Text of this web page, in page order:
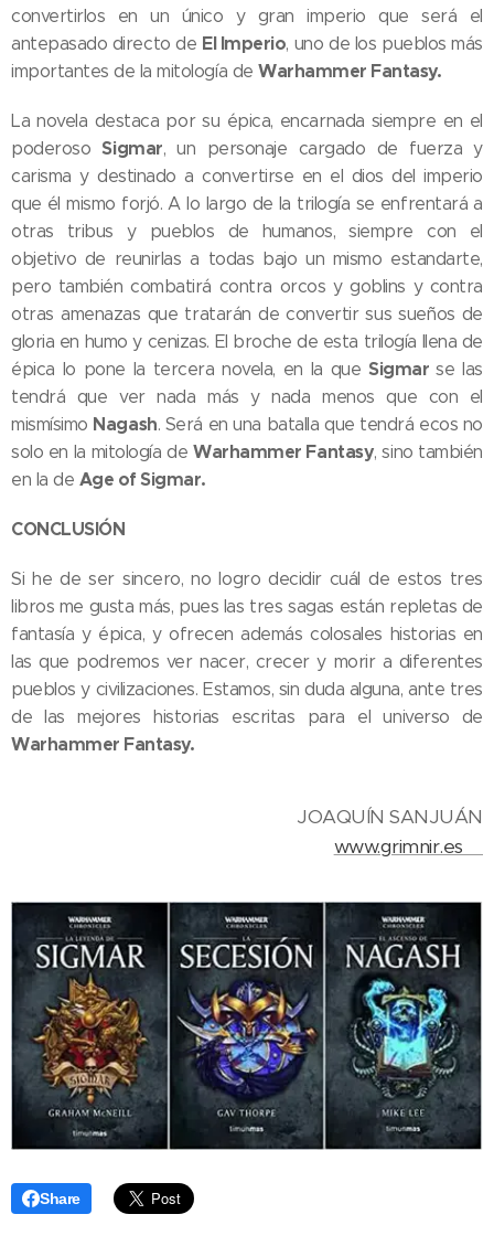
convertirlos en un único y gran imperio que será el
antepasado directo de El Imperio, uno de los pueblos más
importantes de la mitología deWarhammer Fantasy.
La novela destaca por su épica, encarnada siempre en el
poderoso Sigmar, un personaje cargado de fuerza y
carisma y destinado a convertirse en el dios del imperio
que él mismo forjó. A lo largo de la trilogía se enfrentará a
otras tribus y pueblos de humanos, siempre con el
objetivo de reunirlas a todas bajo un mismo estandarte,
pero también combatirá contra orcos y goblins y contra
otras amenazas que tratarán de convertir sus sueños de
gloria en humo y cenizas. El broche de esta trilogía llena de
épica lo pone la tercera novela, en la que Sigmarse las
tendrá que ver nada más y nada menos que con el
mismísimo Nagash. Será en una batalla que tendrá ecos no
solo en la mitología de Warhammer Fantasy, sino también
en la de Age of Sigmar.
CONCLUSIÓN
Si he de ser sincero, no logro decidir cuál de estos tres
libros me gusta más, pues las tres sagas están repletas de
fantasía y épica, y ofrecen además colosales historias en
las que podremos ver nacer, crecer y morir a diferentes
pueblos y civilizaciones. Estamos, sin duda alguna, ante tres
de las mejores historias escritas para el universo de
Warhammer Fantasy.
JOAQUÍN SANJUÁN
www.grimnir.es
Share